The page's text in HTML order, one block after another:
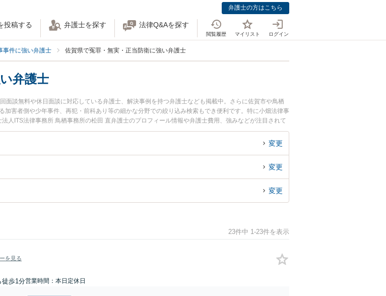
弁護士の方はこちら
投稿する 弁護士を探す 法律Q&Aを探す
閲覧履歴 マイリスト ログイン
事件に強い弁護士 佐賀県で冤罪・無実・正当防衛に強い弁護士
弁護士
談無料や休日面談に対応している弁護士、解決事例を持つ弁護士なども掲載中。さらに佐賀市や鳥栖
害者側や少年事件、再犯・前科あり等の細かな分野での絞り込み検索もでき便利です。特に小畑法律事
人ITS法律事務所 鳥栖事務所の松田 直弁護士のプロフィール情報や弁護士費用、強みなどが注目されて
を今すぐに弁護士に相談したい』『冤罪・無実・正当防衛のトラブル解決の実績豊富な近くの弁護士を
県内の弁護士に相談予約したい』などでお困りの相談者さんにおすすめです。
変更
変更
変更
23件中 1-23件を表示
を見る
徒歩1分営業時間：本日定休日